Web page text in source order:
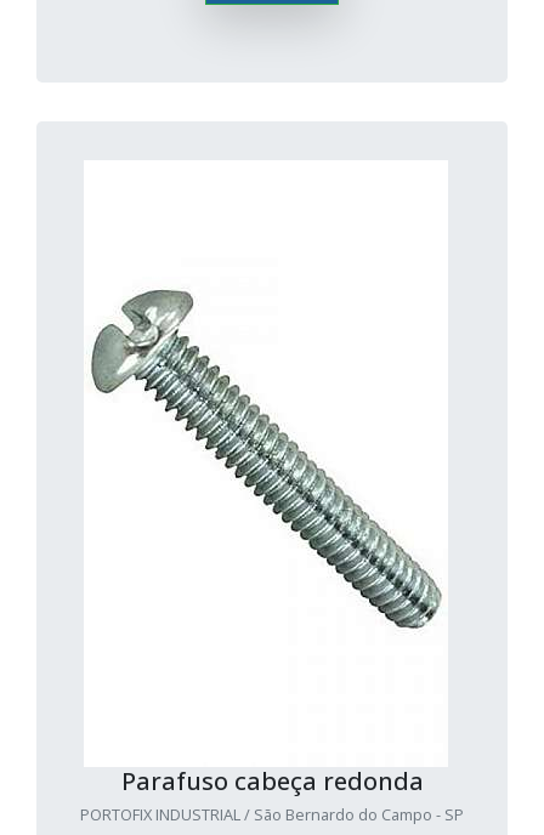
Parafuso cabeça redonda
PORTOFIX INDUSTRIAL / São Bernardo do Campo - SP